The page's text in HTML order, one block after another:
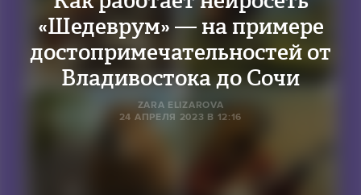
«Шедеврум» — на примере
достопримечательностей от
Владивостока до Сочи
ZARA ELIZAROVA
24 АПРЕЛЯ 2023 В 12:16